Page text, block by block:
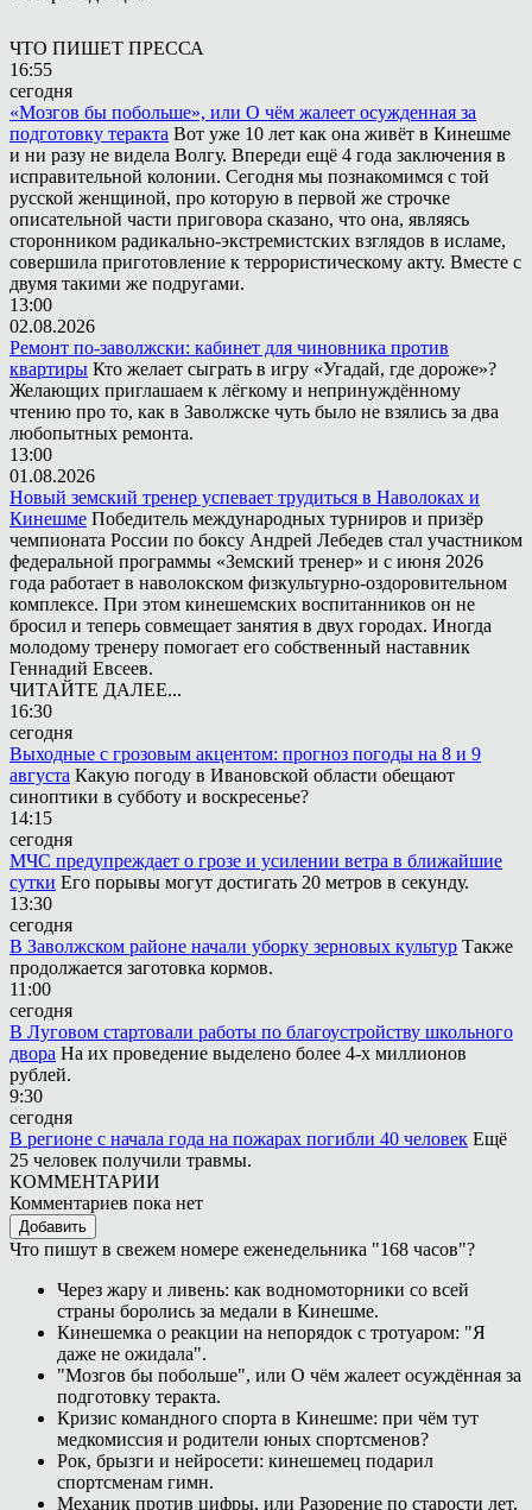
ЧТО ПИШЕТ ПРЕССА
16:55
сегодня
«Мозгов бы побольше», или О чём жалеет осужденная за
подготовку теракта Вот уже 10 лет как она живёт в Кинешме
и ни разу не видела Волгу. Впереди ещё 4 года заключения в
исправительной колонии. Сегодня мы познакомимся с той
русской женщиной, про которую в первой же строчке
описательной части приговора сказано, что она, являясь
сторонником радикально-экстремистских взглядов в исламе,
совершила приготовление к террористическому акту. Вместе с
двумя такими же подругами.
13:00
02.08.2026
Ремонт по-заволжски: кабинет для чиновника против
квартиры Кто желает сыграть в игру «Угадай, где дороже»?
Желающих приглашаем к лёгкому и непринуждённому
чтению про то, как в Заволжске чуть было не взялись за два
любопытных ремонта.
13:00
01.08.2026
Новый земский тренер успевает трудиться в Наволоках и
Кинешме Победитель международных турниров и призёр
чемпионата России по боксу Андрей Лебедев стал участником
федеральной программы «Земский тренер» и с июня 2026
года работает в наволокском физкультурно-оздоровительном
комплексе. При этом кинешемских воспитанников он не
бросил и теперь совмещает занятия в двух городах. Иногда
молодому тренеру помогает его собственный наставник
Геннадий Евсеев.
ЧИТАЙТЕ ДАЛЕЕ...
16:30
сегодня
Выходные с грозовым акцентом: прогноз погоды на 8 и 9
августа Какую погоду в Ивановской области обещают
синоптики в субботу и воскресенье?
14:15
сегодня
МЧС предупреждает о грозе и усилении ветра в ближайшие
сутки Его порывы могут достигать 20 метров в секунду.
13:30
сегодня
В Заволжском районе начали уборку зерновых культур Также
продолжается заготовка кормов.
11:00
сегодня
В Луговом стартовали работы по благоустройству школьного
двора На их проведение выделено более 4-х миллионов
рублей.
9:30
сегодня
В регионе с начала года на пожарах погибли 40 человек Ещё
25 человек получили травмы.
КОММЕНТАРИИ
Комментариев пока нет
Добавить
Что пишут в свежем номере еженедельника "168 часов"?
Через жару и ливень: как водномоторники со всей
страны боролись за медали в Кинешме.
Кинешемка о реакции на непорядок с тротуаром: "Я
даже не ожидала".
"Мозгов бы побольше", или О чём жалеет осуждённая за
подготовку теракта.
Кризис командного спорта в Кинешме: при чём тут
медкомиссия и родители юных спортсменов?
Рок, брызги и нейросети: кинешемец подарил
спортсменам гимн.
Механик против цифры, или Разорение по старости лет.